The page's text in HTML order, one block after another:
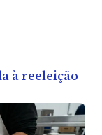
à reeleição